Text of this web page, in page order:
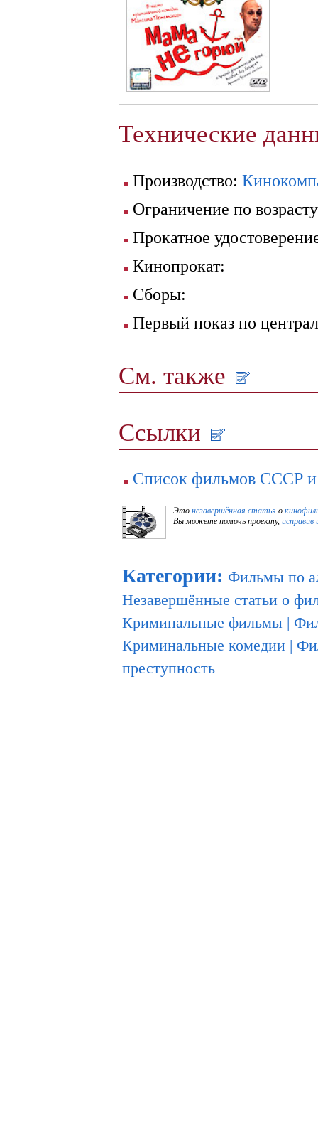
Технические
Производство:
Ограничение по
Прокатное
Кинопрокат:
Сборы:
Первый показ по
См. также
Ссылки
Список фильмов СССР
Это незавершённая статья о
Вы можете помочь проекту, исправив
Категории: Фильмы по
Незавершённые статьи о
Криминальные фильмы |
Криминальные комедии |
преступность